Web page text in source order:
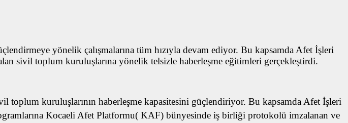
yönelik çalışmalarına tüm hızıyla devam ediyor. Bu kapsamda Afet İşleri
sivil toplum kuruluşlarına yönelik telsizle haberleşme eğitimleri gerçekleştirdi.
kuruluşlarının haberleşme kapasitesini güçlendiriyor. Bu kapsamdaAfet İşleri
Kocaeli Afet Platformu( KAF) bünyesinde iş birliği protokolü imzalanan ve